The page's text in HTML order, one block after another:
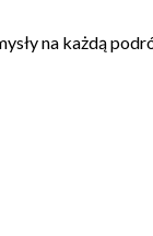
na każdą